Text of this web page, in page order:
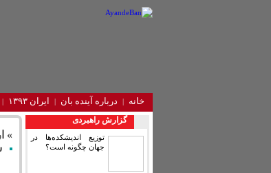
خانه درباره آینده‌ بان ایران ۱۳۹۳
گزارش راهبردی
توزیع اندیشکده‌ها در
جهان چگونه است؟
»